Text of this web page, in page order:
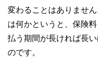
変わることはありませ
は何かというと、保険
払う期間が長ければ長
のです。